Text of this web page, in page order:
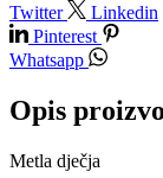
Twitter
Linkedin
Pinterest
Whatsapp
Opis
Metla dječja